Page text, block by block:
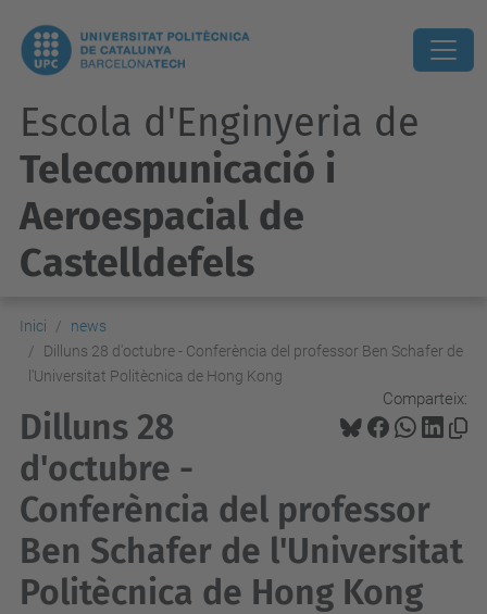
Escola d'Enginyeria de
Telecomunicació i
Aeroespacial de
Castelldefels
Inici
news
Dilluns 28 d'octubre - Conferència del professor Ben Schafer de
l'Universitat Politècnica de Hong Kong
Comparteix:
Dilluns 28
d'octubre -
Conferència del professor
Ben Schafer de l'Universitat
Politècnica de Hong Kong